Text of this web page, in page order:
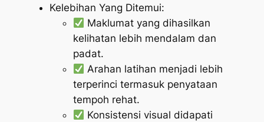
Kelebihan Yang Ditemui:
Maklumat yang dihasilkan
kelihatan lebih mendalam dan
padat.
Arahan latihan menjadi lebih
terperinci termasuk penyataan
tempoh rehat.
Konsistensi visual didapati